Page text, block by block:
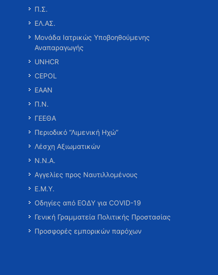
Π.Σ.
ΕΛ.ΑΣ.
Μονάδα Ιατρικώς Υποβοηθούμενης
Αναπαραγωγής
UNHCR
CEPOL
ΕΑΑΝ
Π.Ν.
ΓΕΕΘΑ
Περιοδικό “Λιμενική Ηχώ”
Λέσχη Αξιωματικών
Ν.Ν.Α.
Αγγελίες προς Ναυτιλλομένους
Ε.Μ.Υ.
Οδηγίες από ΕΟΔΥ για COVID-19
Γενική Γραμματεία Πολιτικής Προστασίας
Προσφορές εμπορικών παρόχων